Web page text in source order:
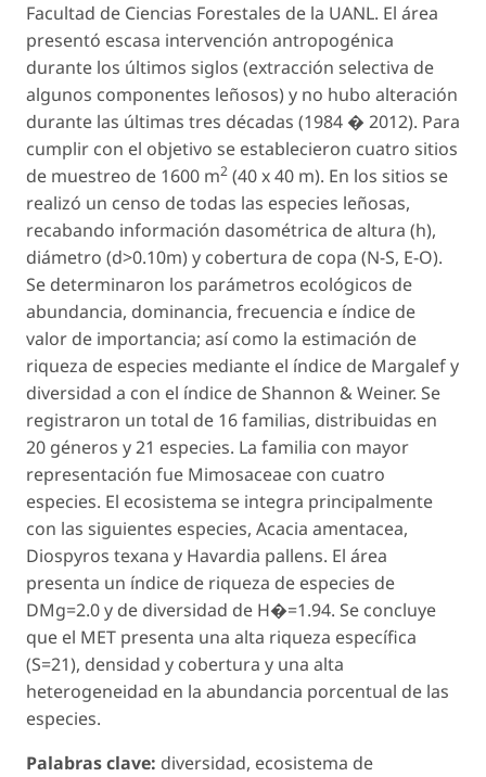
Facultad de Ciencias Forestales de la UANL. El área
presentó escasa intervención antropogénica
durante los últimos siglos (extracción selectiva de
algunos componentes leñosos) y no hubo alteración
durante las últimas tres décadas (1984 � 2012). Para
cumplir con el objetivo se establecieron cuatro sitios
de muestreo de 1600 m2 (40 x 40 m). En los sitios se
realizó un censo de todas las especies leñosas,
recabando información dasométrica de altura (h),
diámetro (d>0.10m) y cobertura de copa (N-S, E-O).
Se determinaron los parámetros ecológicos de
abundancia, dominancia, frecuencia e índice de
valor de importancia; así como la estimación de
riqueza de especies mediante el índice de Margalef y
diversidad a con el índice de Shannon & Weiner. Se
registraron un total de 16 familias, distribuidas en
20 géneros y 21 especies. La familia con mayor
representación fue Mimosaceae con cuatro
especies. El ecosistema se integra principalmente
con las siguientes especies, Acacia amentacea,
Diospyros texana y Havardia pallens. El área
presenta un índice de riqueza de especies de
DMg=2.0 y de diversidad de H�=1.94. Se concluye
que el MET presenta una alta riqueza específica
(S=21), densidad y cobertura y una alta
heterogeneidad en la abundancia porcentual de las
especies.
Palabras clave: diversidad, ecosistema de